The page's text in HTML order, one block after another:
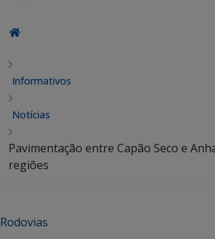
Informativos
Notícias
Pavimentação entre Capão Seco e
regiões
Rodovias